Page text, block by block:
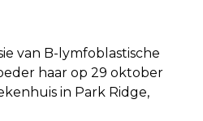
van B-lymfoblastische
haar op 29 oktober
in Park Ridge,